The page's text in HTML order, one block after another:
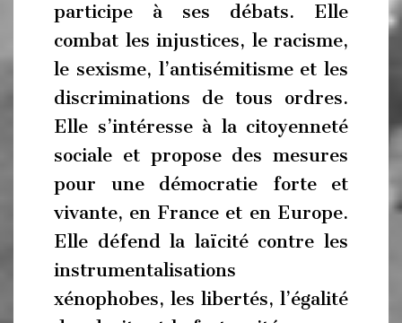
participe à ses débats. Elle
combat les injustices, le racisme,
le sexisme, l’antisémitisme et les
discriminations de tous ordres.
Elle s’intéresse à la citoyenneté
sociale et propose des mesures
pour une démocratie forte et
vivante, en France et en Europe.
Elle défend la laïcité contre les
instrumentalisations
xénophobes, les libertés, l’égalité